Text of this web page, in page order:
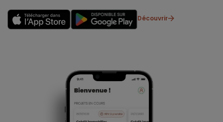
Découvrir